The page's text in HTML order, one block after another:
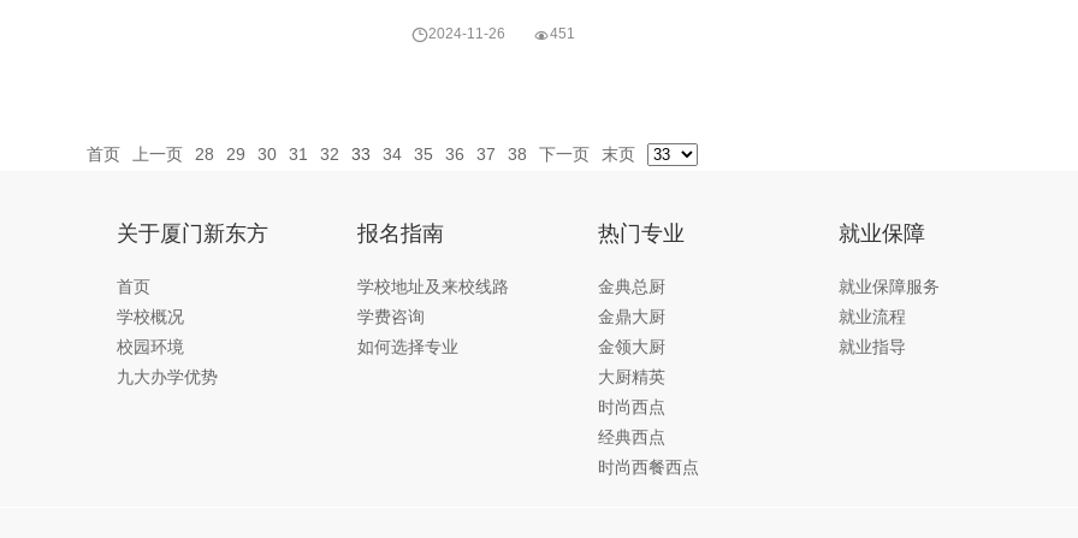
2024-11-26 451
首页 上一页 28 29 30 31 32 33 34 35 36 37 38 下一页 末页
关于厦门新东方
首页
学校概况
校园环境
九大办学优势
报名指南
学校地址及来校线路
学费咨询
如何选择专业
热门专业
金典总厨
金鼎大厨
金领大厨
大厨精英
时尚西点
经典西点
时尚西餐西点
就业保障
就业保障服务
就业流程
就业指导